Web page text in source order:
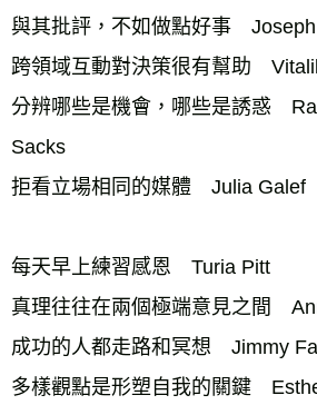
與其批評，不如做點好事　
跨領域互動對決策很有幫助　
分辨哪些是機會，哪些是誘惑　
Sacks
拒看立場相同的媒體　Julia Galef
每天早上練習感恩　Turia Pitt
真理往往在兩個極端意見之間　
成功的人都走路和冥想　Jimmy
多樣觀點是形塑自我的關鍵　